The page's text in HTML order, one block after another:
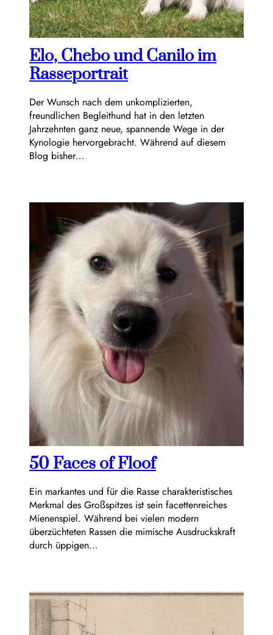
Elo, Chebo und Canilo im
Rasseportrait
Der Wunsch nach dem unkomplizierten,
freundlichen Begleithund hat in den letzten
Jahrzehnten ganz neue, spannende Wege in der
Kynologie hervorgebracht. Während auf diesem
Blog bisher…
50 Faces of Floof
Ein markantes und für die Rasse charakteristisches
Merkmal des Großspitzes ist sein facettenreiches
Mienenspiel. Während bei vielen modern
überzüchteten Rassen die mimische Ausdruckskraft
durch üppigen…